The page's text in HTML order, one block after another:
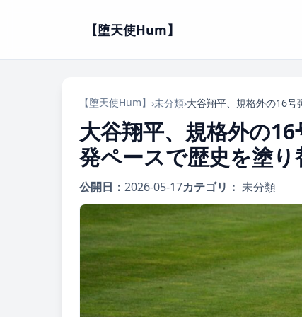
【堕天使Hum】
【堕天使Hum】 ›未分類›
大谷翔平、規格外の
発ペースで歴史を塗
公開日： 2026-05-17カテゴリ： 未分類